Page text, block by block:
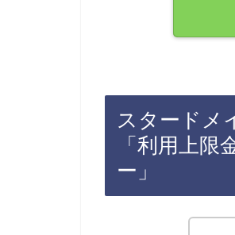
スタードメ
「利用上
ー」